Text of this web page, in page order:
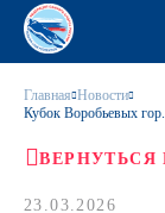
Главная Новости
Кубок Воробьевых гор.
23.03.2026